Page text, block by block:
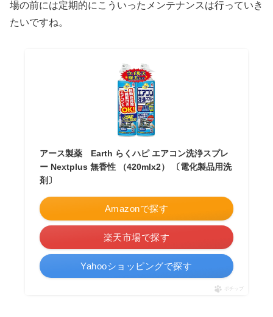
場の前には定期的にこういったメンテナンスは行っていき
たいですね。
アース製薬 Earth らくハピ エアコン洗浄スプレ
ー Nextplus 無香性 （420mlx2） 〔電化製品用洗
剤〕
Amazonで探す
楽天市場で探す
Yahooショッピングで探す
ポチップ